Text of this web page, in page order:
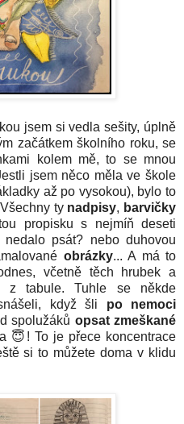
jsem si vedla sešity, úplně
začátkem školního roku, se
kolem mě, to se mnou
jsem něco měla ve škole
až po vysokou), bylo to
ty nadpisy, barvičky
propisku s nejmíň deseti
psát? nebo duhovou
obrázky... A má to
včetně těch hrubek a
z tabule. Tuhle se někde
když šli po nemoci
spolužáků opsat zmeškané
😇! To je přece koncentrace
si to můžete doma v klidu